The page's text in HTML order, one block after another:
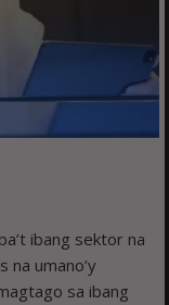
ibang sektor na
na umano’y
sa ibang